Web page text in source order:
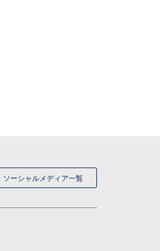
ソーシャルメディア一覧